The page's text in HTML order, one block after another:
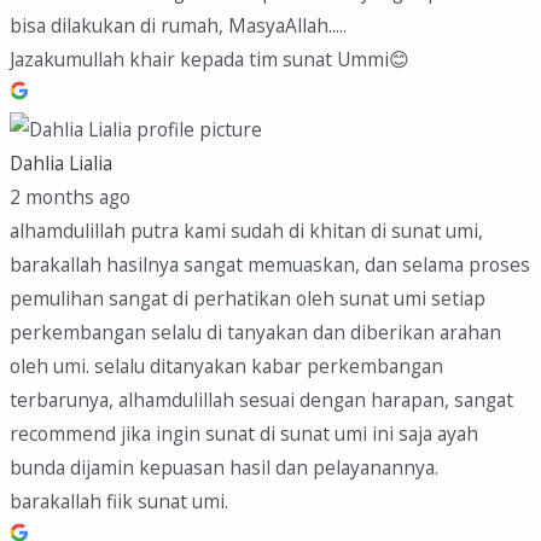
bisa dilakukan di rumah, MasyaAllah.....
Jazakumullah khair kepada tim sunat Ummi😊
Dahlia Lialia
2 months ago
alhamdulillah putra kami sudah di khitan di sunat umi,
barakallah hasilnya sangat memuaskan, dan selama proses
pemulihan sangat di perhatikan oleh sunat umi setiap
perkembangan selalu di tanyakan dan diberikan arahan
oleh umi. selalu ditanyakan kabar perkembangan
terbarunya, alhamdulillah sesuai dengan harapan, sangat
recommend jika ingin sunat di sunat umi ini saja ayah
bunda dijamin kepuasan hasil dan pelayanannya.
barakallah fiik sunat umi.